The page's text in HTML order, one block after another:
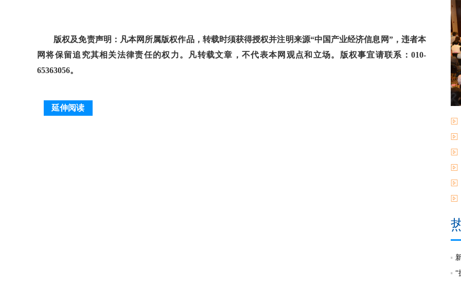
版权及免责声明：凡本网所属版权作品，转载时须获得授权并注明来源“中国产业经济信息网”，违者本
网将保留追究其相关法律责任的权力。凡转载文章，不代表本网观点和立场。版权事宜请联系：010-
65363056。
延伸阅读
“